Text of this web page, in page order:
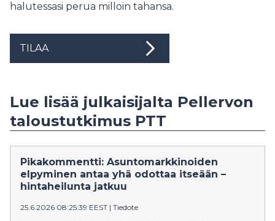
halutessasi perua milloin tahansa.
TILAA
Lue lisää julkaisijalta Pellervon
taloustutkimus PTT
Pikakommentti: Asuntomarkkinoiden
elpyminen antaa yhä odottaa itseään –
hintaheilunta jatkuu
25.6.2026 08:25:39 EEST | Tiedote